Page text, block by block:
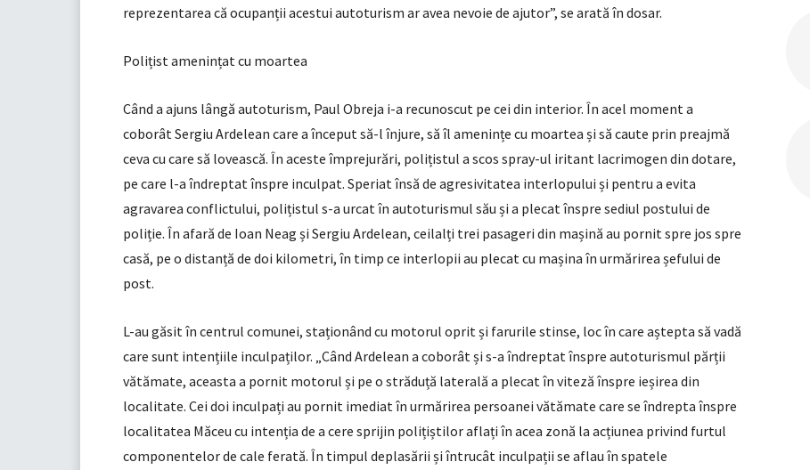
reprezentarea că ocupanții acestui autoturism ar avea nevoie de ajutor”, se arată în dosar.
Polițist amenințat cu moartea
Când a ajuns lângă autoturism, Paul Obreja i-a recunoscut pe cei din interior. În acel moment a
coborât Sergiu Ardelean care a început să-l înjure, să îl amenințe cu moartea și să caute prin preajmă
ceva cu care să lovească. În aceste împrejurări, polițistul a scos spray-ul iritant lacrimogen din dotare,
pe care l-a îndreptat înspre inculpat. Speriat însă de agresivitatea interlopului și pentru a evita
agravarea conflictului, polițistul s-a urcat în autoturismul său și a plecat înspre sediul postului de
poliție. În afară de Ioan Neag și Sergiu Ardelean, ceilalți trei pasageri din mașină au pornit spre jos spre
casă, pe o distanță de doi kilometri, în timp ce interlopii au plecat cu mașina în urmărirea șefului de
post.
L-au găsit în centrul comunei, staționând cu motorul oprit și farurile stinse, loc în care aștepta să vadă
care sunt intențiile inculpaților. „Când Ardelean a coborât și s-a îndreptat înspre autoturismul părții
vătămate, aceasta a pornit motorul și pe o străduță laterală a plecat în viteză înspre ieșirea din
localitate. Cei doi inculpați au pornit imediat în urmărirea persoanei vătămate care se îndrepta înspre
localitatea Măceu cu intenția de a cere sprijin polițiștilor aflați în acea zonă la acțiunea privind furtul
componentelor de cale ferată. În timpul deplasării și întrucât inculpații se aflau în spatele